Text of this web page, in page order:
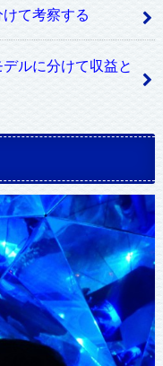
て考察する
ルに分けて収益と